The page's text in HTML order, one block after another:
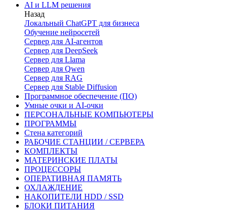
AI и LLM решения
Назад
Локальный ChatGPT для бизнеса
Обучение нейросетей
Сервер для AI-агентов
Сервер для DeepSeek
Сервер для Llama
Сервер для Qwen
Сервер для RAG
Сервер для Stable Diffusion
Программное обеспечение (ПО)
Умные очки и AI-очки
ПЕРСОНАЛЬНЫЕ КОМПЬЮТЕРЫ
ПРОГРАММЫ
Стена категорий
РАБОЧИЕ СТАНЦИИ / СЕРВЕРА
КОМПЛЕКТЫ
МАТЕРИНСКИЕ ПЛАТЫ
ПРОЦЕССОРЫ
ОПЕРАТИВНАЯ ПАМЯТЬ
ОХЛАЖДЕНИЕ
НАКОПИТЕЛИ HDD / SSD
БЛОКИ ПИТАНИЯ